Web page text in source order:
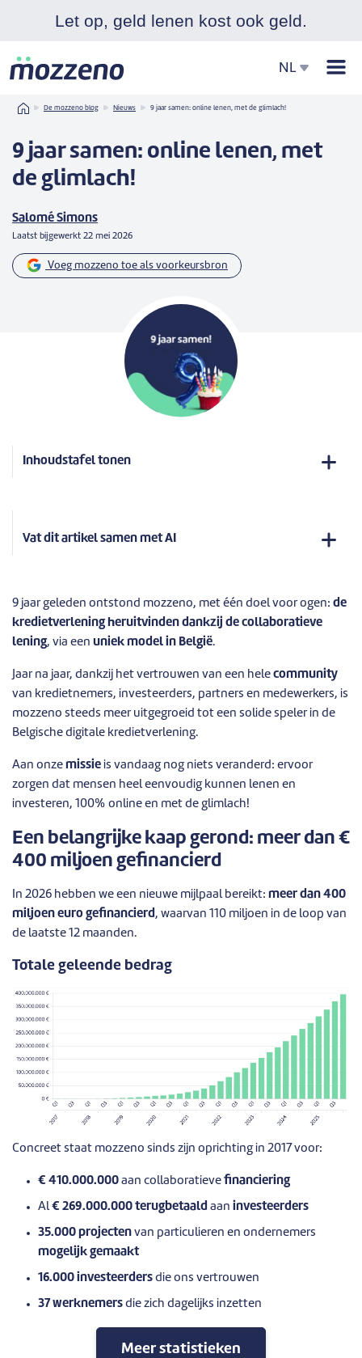
Let op, geld lenen kost ook geld.
NL
Home
De mozzeno blog Nieuws 9 jaar samen: online lenen, met de glimlach!
9 jaar samen: online lenen, met
de glimlach!
Salomé Simons
Laatst bijgewerkt 22 mei 2026
Voeg mozzeno toe als voorkeursbron
Inhoudstafel tonen
Vat dit artikel samen met AI
9 jaar geleden ontstond mozzeno, met één doel voor ogen: de
kredietverlening heruitvinden dankzij de collaboratieve
lening, via een uniek model in België.
Jaar na jaar, dankzij het vertrouwen van een hele community
van kredietnemers, investeerders, partners en medewerkers, is
mozzeno steeds meer uitgegroeid tot een solide speler in de
Belgische digitale kredietverlening.
Aan onze missie is vandaag nog niets veranderd: ervoor
zorgen dat mensen heel eenvoudig kunnen lenen en
investeren, 100% online en met de glimlach!
Een belangrijke kaap gerond: meer dan €
400 miljoen gefinancierd
In 2026 hebben we een nieuwe mijlpaal bereikt: meer dan 400
miljoen euro gefinancierd, waarvan 110 miljoen in de loop van
de laatste 12 maanden.
Totale geleende bedrag
Concreet staat mozzeno sinds zijn oprichting in 2017 voor:
€ 410.000.000 aan collaboratieve financiering
Al€ 269.000.000 terugbetaald aan investeerders
35.000 projecten van particulieren en ondernemers
mogelijk gemaakt
16.000 investeerders die ons vertrouwen
37 werknemers die zich dagelijks inzetten
Meer statistieken